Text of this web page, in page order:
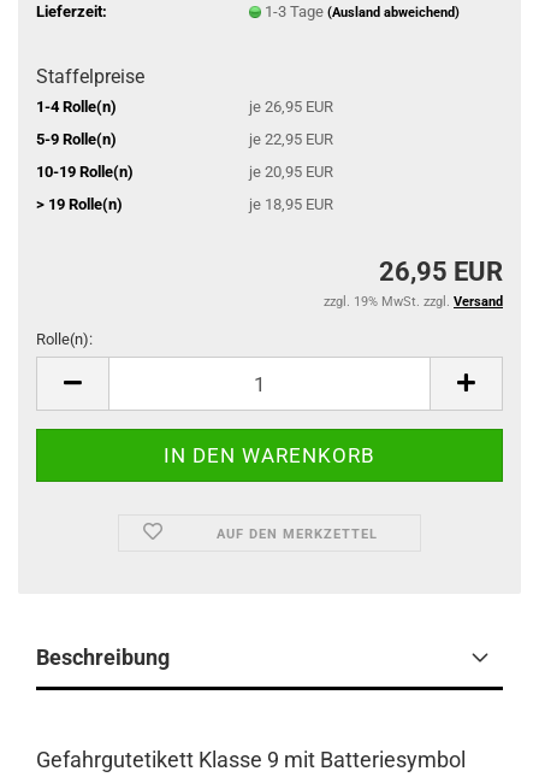
Lieferzeit:
1-3 Tage (Ausland abweichend)
Staffelpreise
1-4 Rolle(n)
je 26,95 EUR
5-9 Rolle(n)
je 22,95 EUR
10-19 Rolle(n)
je 20,95 EUR
> 19 Rolle(n)
je 18,95 EUR
26,95 EUR
zzgl. 19% MwSt. zzgl. Versand
Rolle(n):
AUF DEN MERKZETTEL
Beschreibung
Gefahrgutetikett Klasse 9 mit Batteriesymbol